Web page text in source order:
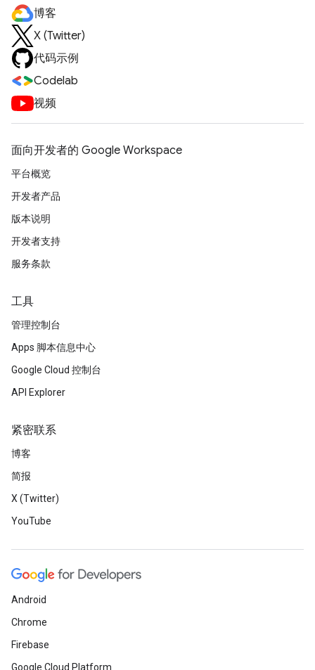
博客
X (Twitter)
代码示例
Codelab
视频
面向开发者的 Google Workspace
平台概览
开发者产品
版本说明
开发者支持
服务条款
工具
管理控制台
Apps 脚本信息中心
Google Cloud 控制台
API Explorer
紧密联系
博客
简报
X (Twitter)
YouTube
Android
Chrome
Firebase
Google Cloud Platform